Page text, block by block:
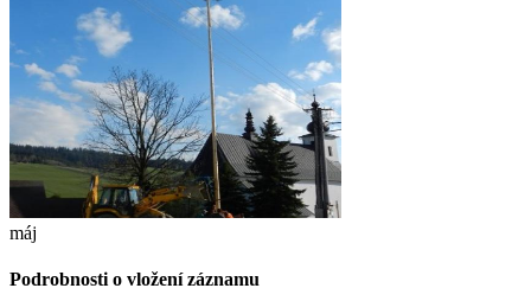
máj
Podrobnosti o vložení záznamu